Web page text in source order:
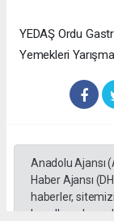
YEDAŞ Ordu
Yemekleri
Anadolu Ajansı
Haber Ajansı
haberler,
kanallarından